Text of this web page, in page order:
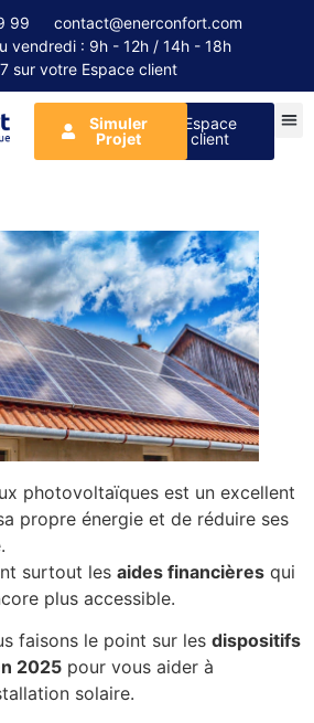
99
contact@enerconfort.com
vendredi : 9h - 12h / 14h - 18h
sur votre Espace client
Espace
client
Simuler
Projet
photovoltaïques est un excellent
propre énergie et de réduire ses
surtout les aides financières qui
plus accessible.
faisons le point sur les dispositifs
2025 pour vous aider à
solaire.